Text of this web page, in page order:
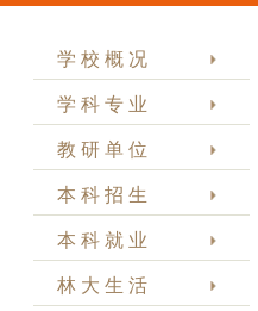
学 校 概 况
学 科 专 业
教 研 单 位
本 科 招 生
本 科 就 业
林 大 生 活